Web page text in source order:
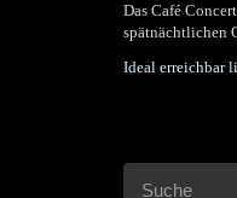
Das Café
spätnächtlichen
Ideal erreichbar